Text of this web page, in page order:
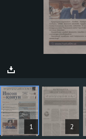
1 2
СТАТЬИ